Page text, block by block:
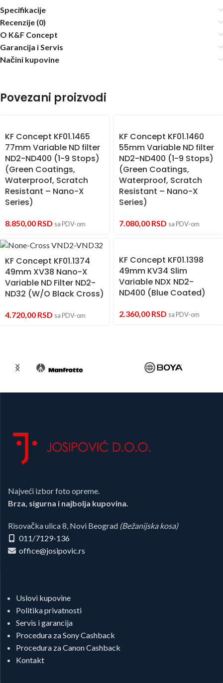
Specifikacije
Recenzije (0)
O K&F Concept
Garancija i Servis
Načini kupovine
Povezani proizvodi
KF Concept KF01.1465
77mm Variable ND filter
ND2-ND400 (1-9 Stops)
(Green Coatings,
Waterproof, Scratch
Resistant – Nano-X
Series)
8.850,00 RSD sa PDV-om
KF Concept KF01.1460
55mm Variable ND filter
ND2-ND400 (1-9 Stops)
(Green Coatings,
Waterproof, Scratch
Resistant – Nano-X
Series)
7.080,00 RSD sa PDV-om
KF Concept KF01.1374
49mm XV38 Nano-X
Variable ND Filter ND2-
ND32 (W/O Black Cross)
4.720,00 RSD sa PDV-om
KF Concept KF01.1398
49mm KV34 Slim
Variable NDX ND2-
ND400 (Blue Coated)
2.360,00 RSD sa PDV-om
Najveći izbor foto opreme.
Brza, sigurna i najbolja kupovina.
Risovačka ulica 8, Novi Beograd (Bežanijska kosa)
011/7129-136
office@josipovic.rs
Uslovi kupovine
Politika privatnosti
Servis i garancija
Procedura za Sony Cashback
Procedura za Canon Cashback
Kontakt